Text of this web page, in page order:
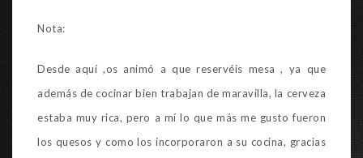
Nota:
Desde aquí ,os animó a que reservéis mesa , ya que
además de cocinar bien trabajan de maravilla, la cerveza
estaba muy rica, pero a mí lo que más me gusto fueron
los quesos y como los incorporaron a su cocina, gracias